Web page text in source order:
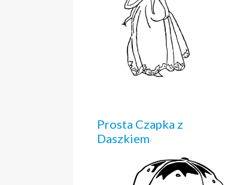
Prosta Czapka z
Daszkiem